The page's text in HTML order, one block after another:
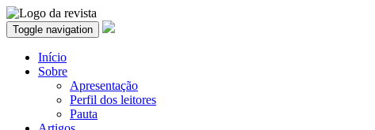
Toggle navigation
Início
Sobre
Apresentação
Perfil dos leitores
Pauta